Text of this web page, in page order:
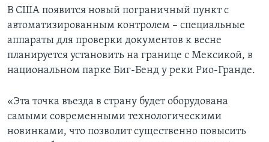
В США появится новый пограничный пункт с
автоматизированным контролем – специальные
аппараты для проверки документов к весне
планируется установить на границе с Мексикой, в
национальном парке Биг-Бенд у реки Рио-Гранде.
«Эта точка въезда в страну будет оборудована
самыми современными технологическими
новинками, что позволит существенно повысить